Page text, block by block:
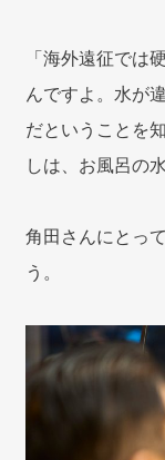
「海外遠征では
んですよ。水が
だということを
しは、お風呂の
角田さんにとっ
う。